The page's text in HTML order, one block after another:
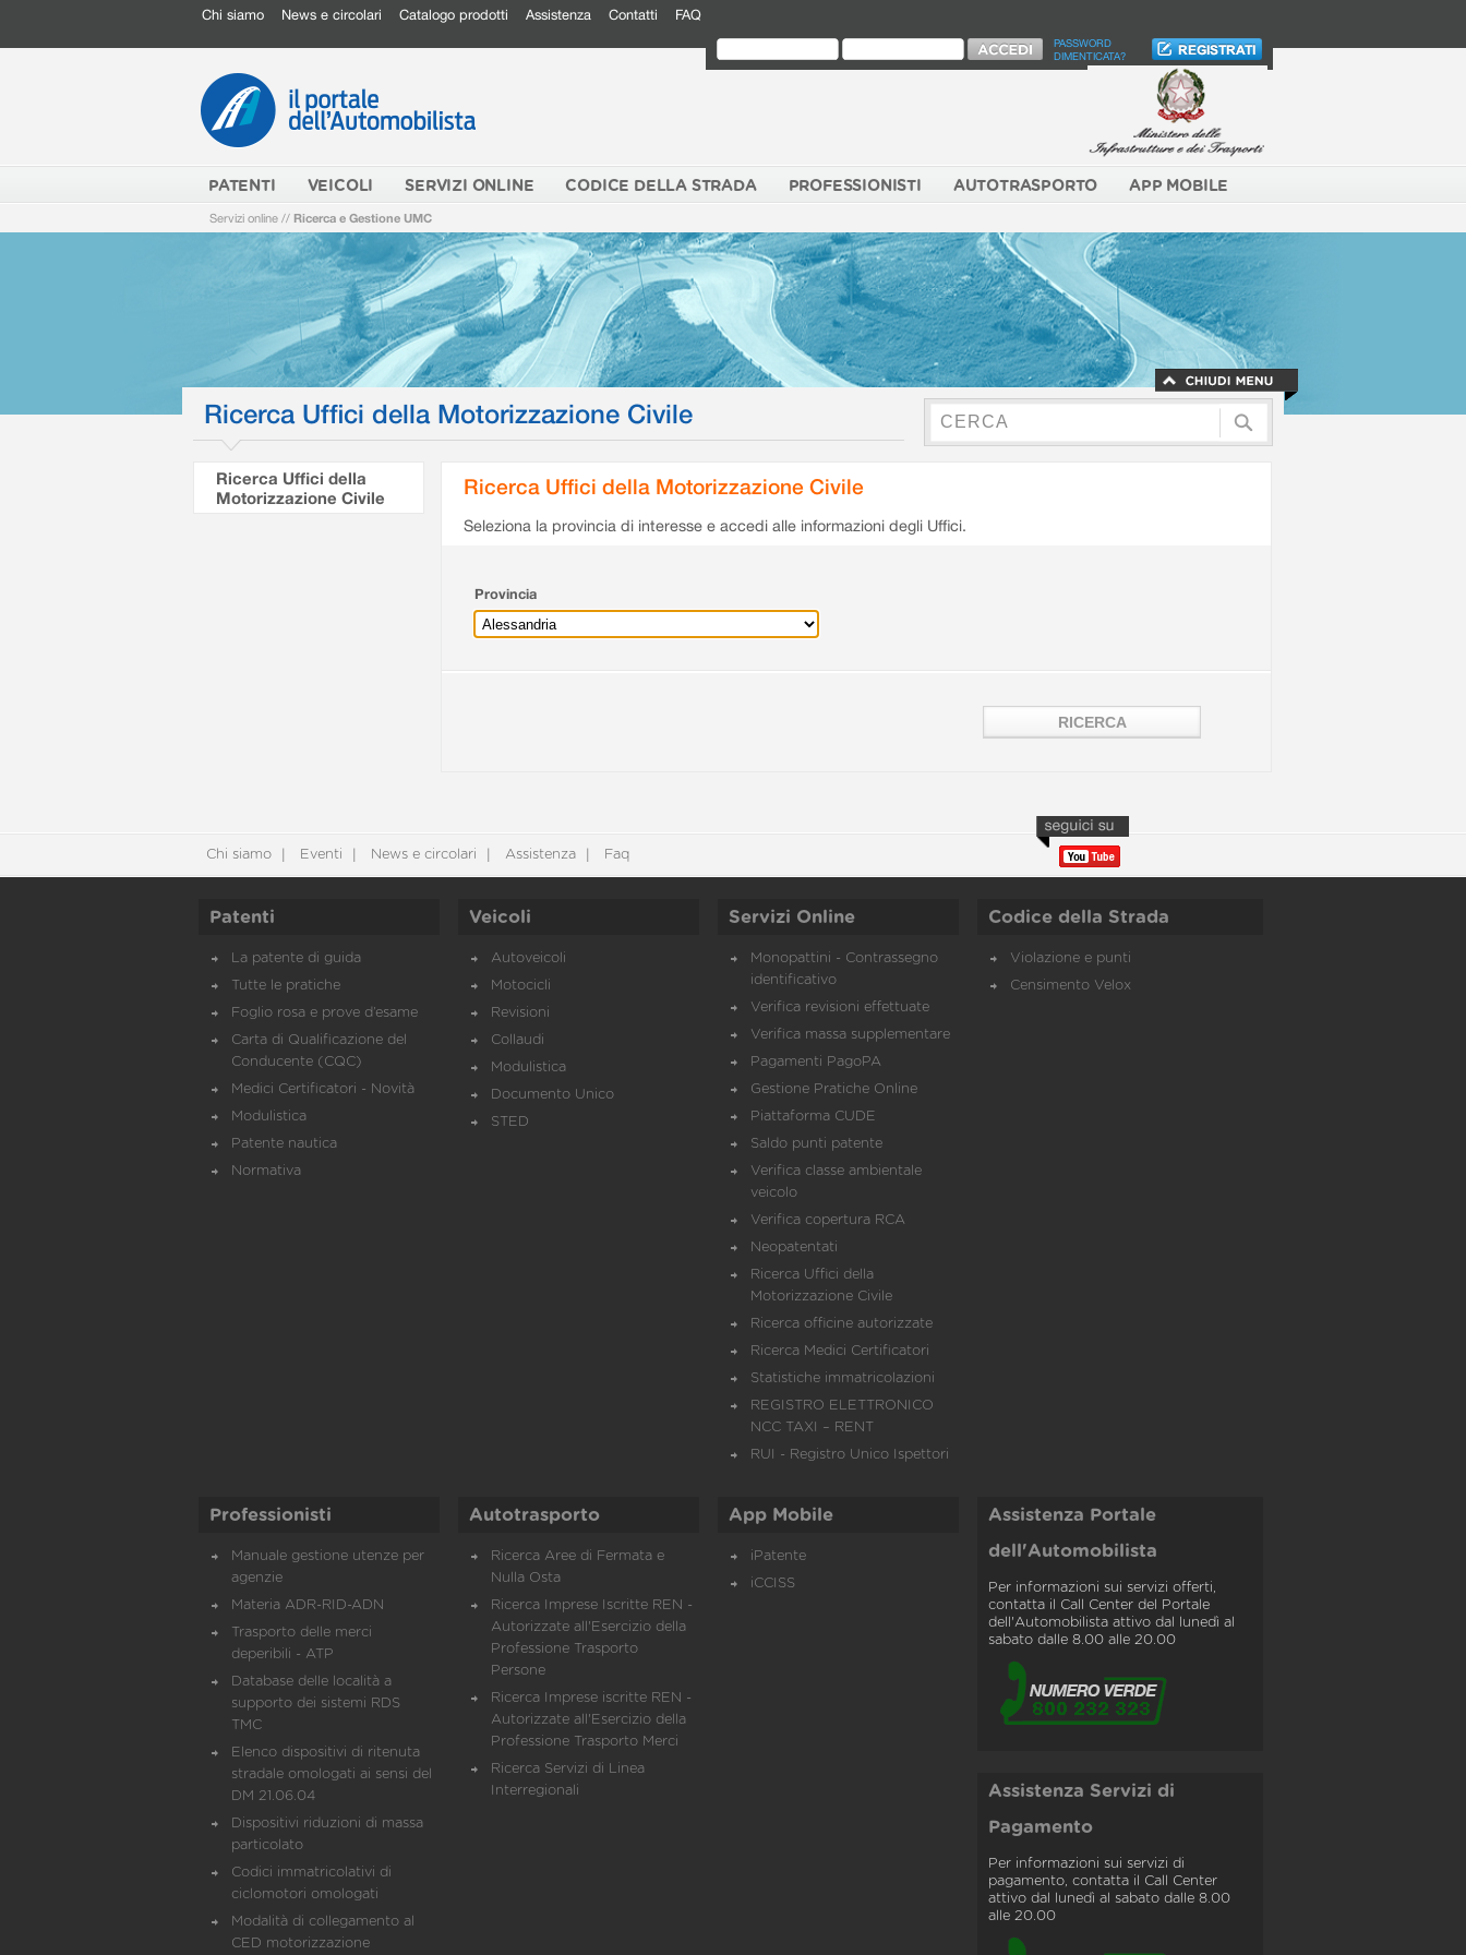
Chi siamo News e circolari Catalogo prodotti Assistenza Contatti FAQ
PASSWORD
DIMENTICATA?
PATENTI VEICOLI SERVIZI ONLINE CODICE DELLA STRADA PROFESSIONISTI AUTOTRASPORTO APP MOBILE
Servizi online // Ricerca e Gestione UMC
Ricerca Uffici della Motorizzazione Civile
Ricerca Uffici della
Motorizzazione Civile
Ricerca Uffici della Motorizzazione Civile
Seleziona la provincia di interesse e accedi alle informazioni degli Uffici.
Provincia
Chi siamo Eventi News e circolari Assistenza Faq
Patenti
La patente di guida
Tutte le pratiche
Foglio rosa e prove d’esame
Carta di Qualificazione del
Conducente (CQC)
Medici Certificatori - Novità
Modulistica
Patente nautica
Normativa
Veicoli
Autoveicoli
Motocicli
Revisioni
Collaudi
Modulistica
Documento Unico
STED
Servizi Online
Monopattini - Contrassegno
identificativo
Verifica revisioni effettuate
Verifica massa supplementare
Pagamenti PagoPA
Gestione Pratiche Online
Piattaforma CUDE
Saldo punti patente
Verifica classe ambientale
veicolo
Verifica copertura RCA
Neopatentati
Ricerca Uffici della
Motorizzazione Civile
Ricerca officine autorizzate
Ricerca Medici Certificatori
Statistiche immatricolazioni
REGISTRO ELETTRONICO
NCC TAXI – RENT
RUI - Registro Unico Ispettori
Codice della Strada
Violazione e punti
Censimento Velox
Professionisti
Manuale gestione utenze per
agenzie
Materia ADR-RID-ADN
Trasporto delle merci
deperibili - ATP
Database delle località a
supporto dei sistemi RDS
TMC
Elenco dispositivi di ritenuta
stradale omologati ai sensi del
DM 21.06.04
Dispositivi riduzioni di massa
particolato
Codici immatricolativi di
ciclomotori omologati
Modalità di collegamento al
CED motorizzazione
Autotrasporto
Ricerca Aree di Fermata e
Nulla Osta
Ricerca Imprese Iscritte REN -
Autorizzate all'Esercizio della
Professione Trasporto
Persone
Ricerca Imprese iscritte REN -
Autorizzate all'Esercizio della
Professione Trasporto Merci
Ricerca Servizi di Linea
Interregionali
App Mobile
iPatente
iCCISS
Assistenza Portale
dell'Automobilista
Per informazioni sui servizi offerti,
contatta il Call Center del Portale
dell'Automobilista attivo dal lunedì al
sabato dalle 8.00 alle 20.00
Assistenza Servizi di
Pagamento
Per informazioni sui servizi di
pagamento, contatta il Call Center
attivo dal lunedì al sabato dalle 8.00
alle 20.00